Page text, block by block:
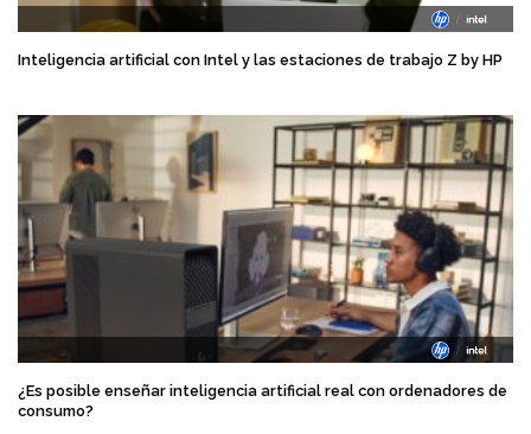
Inteligencia artificial con Intel y las estaciones de trabajo Z by HP
¿Es posible enseñar inteligencia artificial real con ordenadores de
consumo?